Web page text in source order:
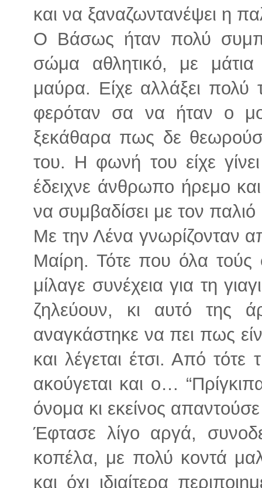
και να ξαναζωντανέψει η
Ο Βάσως ήταν πολύ
σώμα αθλητικό, με
μαύρα. Είχε αλλάξει πολύ
φερόταν σα να ήταν ο
ξεκάθαρα πως δε
του. Η φωνή του είχε
έδειχνε άνθρωπο ήρεμο
να συμβαδίσει με τον
Με την Λένα γνωρίζονταν
Μαίρη. Τότε που όλα τούς
μίλαγε συνέχεια για τη
ζηλεύουν, κι αυτό της
αναγκάστηκε να πει πως
και λέγεται έτσι. Από
ακούγεται και ο…
όνομα κι εκείνος
Έφτασε λίγο αργά,
κοπέλα, με πολύ κοντά
και όχι ιδιαίτερα